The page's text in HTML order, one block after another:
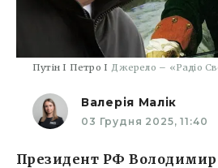
Путін І Петро І Джерело – «Радіо
Валерія Малік
03 Грудня 2025, 11:40
Президент РФ Володимир